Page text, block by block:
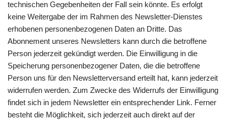
technischen Gegebenheiten der Fall sein könnte. Es erfolgt
keine Weitergabe der im Rahmen des Newsletter-Dienstes
erhobenen personenbezogenen Daten an Dritte. Das
Abonnement unseres Newsletters kann durch die betroffene
Person jederzeit gekündigt werden. Die Einwilligung in die
Speicherung personenbezogener Daten, die die betroffene
Person uns für den Newsletterversand erteilt hat, kann jederzeit
widerrufen werden. Zum Zwecke des Widerrufs der Einwilligung
findet sich in jedem Newsletter ein entsprechender Link. Ferner
besteht die Möglichkeit, sich jederzeit auch direkt auf der